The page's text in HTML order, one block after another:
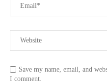
Save my name, email, and
I comment.